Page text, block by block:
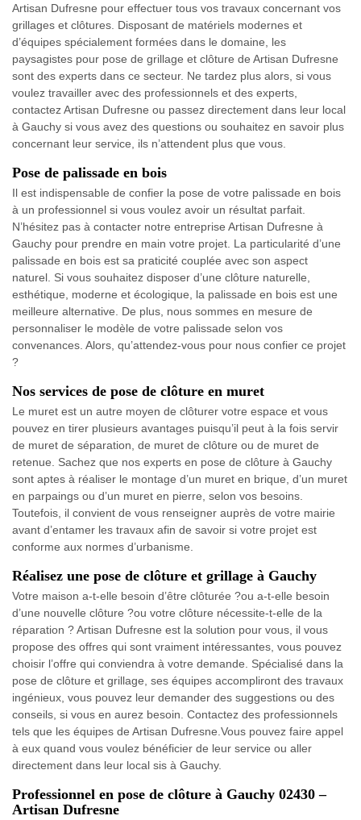
Artisan Dufresne pour effectuer tous vos travaux concernant vos
grillages et clôtures. Disposant de matériels modernes et
d’équipes spécialement formées dans le domaine, les
paysagistes pour pose de grillage et clôture de Artisan Dufresne
sont des experts dans ce secteur. Ne tardez plus alors, si vous
voulez travailler avec des professionnels et des experts,
contactez Artisan Dufresne ou passez directement dans leur local
à Gauchy si vous avez des questions ou souhaitez en savoir plus
concernant leur service, ils n’attendent plus que vous.
Pose de palissade en bois
Il est indispensable de confier la pose de votre palissade en bois
à un professionnel si vous voulez avoir un résultat parfait.
N’hésitez pas à contacter notre entreprise Artisan Dufresne à
Gauchy pour prendre en main votre projet. La particularité d’une
palissade en bois est sa praticité couplée avec son aspect
naturel. Si vous souhaitez disposer d’une clôture naturelle,
esthétique, moderne et écologique, la palissade en bois est une
meilleure alternative. De plus, nous sommes en mesure de
personnaliser le modèle de votre palissade selon vos
convenances. Alors, qu’attendez-vous pour nous confier ce projet
?
Nos services de pose de clôture en muret
Le muret est un autre moyen de clôturer votre espace et vous
pouvez en tirer plusieurs avantages puisqu’il peut à la fois servir
de muret de séparation, de muret de clôture ou de muret de
retenue. Sachez que nos experts en pose de clôture à Gauchy
sont aptes à réaliser le montage d’un muret en brique, d’un muret
en parpaings ou d’un muret en pierre, selon vos besoins.
Toutefois, il convient de vous renseigner auprès de votre mairie
avant d’entamer les travaux afin de savoir si votre projet est
conforme aux normes d’urbanisme.
Réalisez une pose de clôture et grillage à Gauchy
Votre maison a-t-elle besoin d’être clôturée ?ou a-t-elle besoin
d’une nouvelle clôture ?ou votre clôture nécessite-t-elle de la
réparation ? Artisan Dufresne est la solution pour vous, il vous
propose des offres qui sont vraiment intéressantes, vous pouvez
choisir l’offre qui conviendra à votre demande. Spécialisé dans la
pose de clôture et grillage, ses équipes accompliront des travaux
ingénieux, vous pouvez leur demander des suggestions ou des
conseils, si vous en aurez besoin. Contactez des professionnels
tels que les équipes de Artisan Dufresne.Vous pouvez faire appel
à eux quand vous voulez bénéficier de leur service ou aller
directement dans leur local sis à Gauchy.
Professionnel en pose de clôture à Gauchy 02430 –
Artisan Dufresne